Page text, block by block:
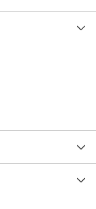
5000024024